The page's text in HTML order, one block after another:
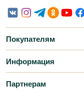
Покупателям
Информация
Партнерам